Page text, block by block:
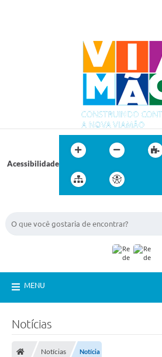
Acessibilidade
MENU
Notícias
Notícias Notícia